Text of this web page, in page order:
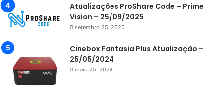
Azamerica i7 IPTV
Azamerica King
Azamerica King GX PRO
Azamerica King IPTV
Azamerica Mobi
Atualizações ProShare Code – Prime
Vision – 25/09/2025
setembro 25, 2025
Cinebox Fantasia Plus Atualização –
25/05/2024
maio 25, 2024